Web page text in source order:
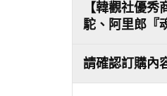
【韓觀社優
駝、阿里郎『
請確認訂購內